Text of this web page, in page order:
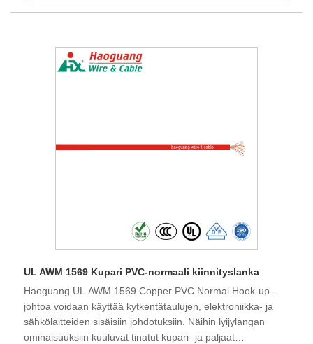
UL AWM 1569 Kupari PVC-normaali kiinnityslanka
Haoguang UL AWM 1569 Copper PVC Normal Hook-up -
johtoa voidaan käyttää kytkentätaulujen, elektroniikka- ja
sähkölaitteiden sisäisiin johdotuksiin. Näihin lyijylangan
ominaisuuksiin kuuluvat tinatut kupari- ja paljaat